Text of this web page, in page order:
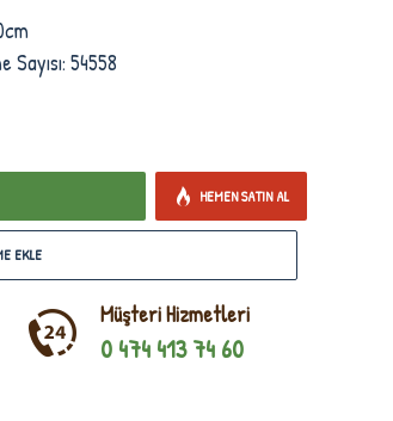
54558
HEMEN SATIN AL
EKLE
Müşteri Hizmetleri
0 474 413 74 60